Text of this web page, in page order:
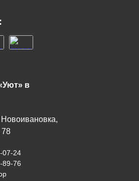
в
78
07-24
89-76